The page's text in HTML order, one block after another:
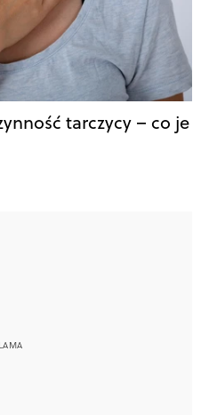
tarczycy – co je